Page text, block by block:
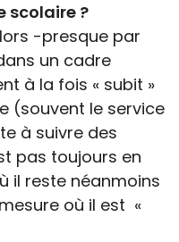
scolaire ?
-presque par
un cadre
à la fois « subit »
(souvent le service
à suivre des
pas toujours en
il reste néanmoins
où il est «